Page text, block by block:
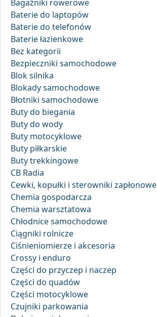
Bagażniki rowerowe
Baterie do laptopów
Baterie do telefonów
Baterie łazienkowe
Bez kategorii
Bezpieczniki samochodowe
Blok silnika
Blokady samochodowe
Błotniki samochodowe
Buty do biegania
Buty do wody
Buty motocyklowe
Buty piłkarskie
Buty trekkingowe
CB Radia
Cewki, kopułki i sterowniki zapłonowe
Chemia gospodarcza
Chemia warsztatowa
Chłodnice samochodowe
Ciągniki rolnicze
Ciśnieniomierze i akcesoria
Crossy i enduro
Części do przyczep i naczep
Części do quadów
Części motocyklowe
Czujniki parkowania